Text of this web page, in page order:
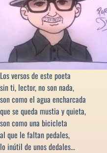
Los versos de este poeta
sin ti, lector, no son nada,
son como el agua encharcada
que se queda mustia y quieta,
son como una bicicleta
al que le faltan pedales,
lo inútil de unos dedales...